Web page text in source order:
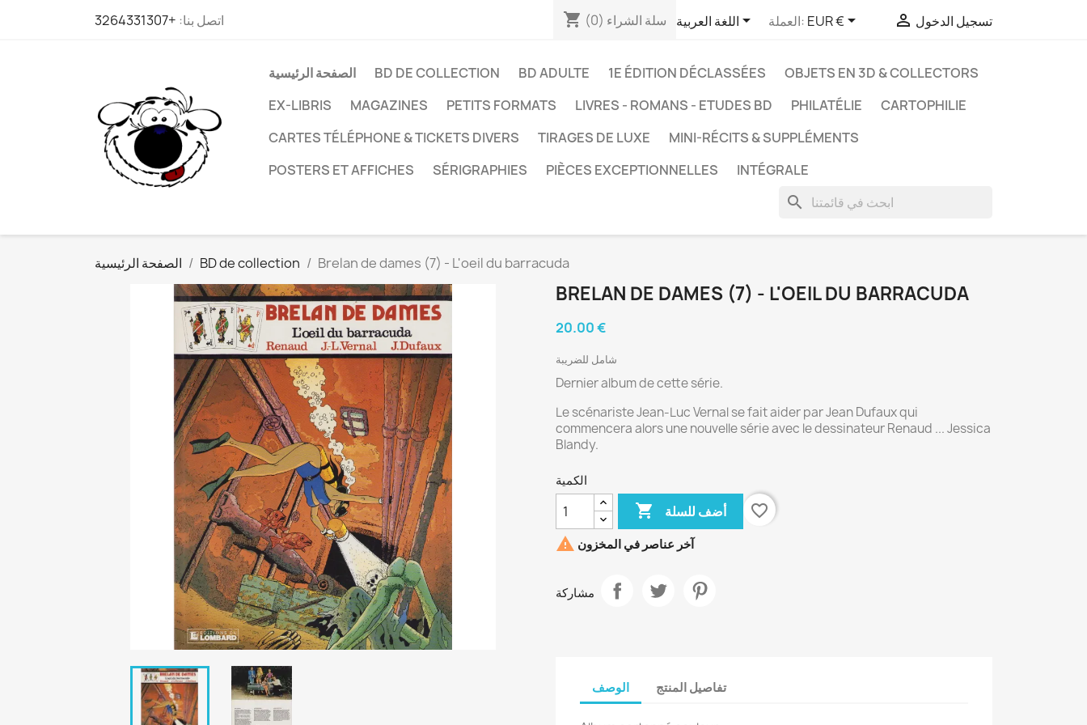
اتصل بنا: +3264331307 shopping_cart سلة الشراء (0) اللغة العربية العملة: EUR €  تسجيل الدخول
الصفحة الرئيسية BD DE COLLECTION BD ADULTE 1E ÉDITION DÉCLASSÉES
OBJETS EN 3D & COLLECTORS
EX-LIBRIS
MAGAZINES PETITS FORMATS LIVRES - ROMANS - ETUDES BD PHILATÉLIE
CARTOPHILIE
CARTES TÉLÉPHONE & TICKETS DIVERS
TIRAGES DE LUXE
MINI-RÉCITS & SUPPLÉMENTS
POSTERS ET AFFICHES
SÉRIGRAPHIES PIÈCES EXCEPTIONNELLES INTÉGRALE
search
الصفحة الرئيسية BD de collection Brelan de dames (7) - L'oeil du barracuda
BRELAN DE DAMES (7) - L'OEIL DU BARRACUDA
20.00 €
شامل للضريبة
Dernier album de cette série.
Le scénariste Jean-Luc Vernal se fait aider par Jean Dufaux qui
commencera alors une nouvelle série avec le dessinateur Renaud ... Jessica
Blandy.
الكمية
 أضف للسلة
favorite_border
 آخر عناصر في المخزون
مشاركة
الوصف تفاصيل المنتج